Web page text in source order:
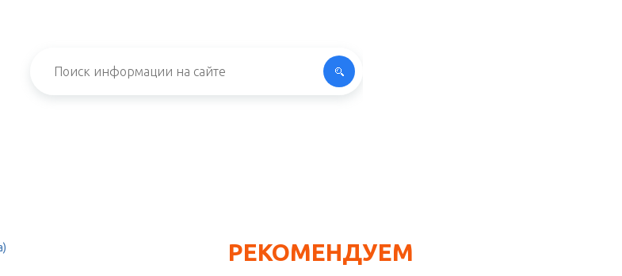
РЕКОМЕНДУЕМ